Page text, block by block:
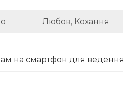
Любов, Кохання
на смартфон для ведення